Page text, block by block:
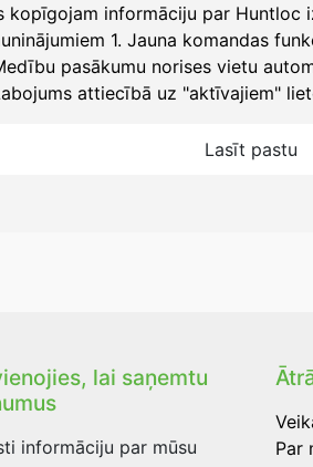
kopīgojam informāciju par Huntloc
1. Jauna komandas
pasākumu norises vietu
attiecībā uz "aktīvajiem"
Lasīt pastu
lai saņemtu
informāciju par mūsu
Par